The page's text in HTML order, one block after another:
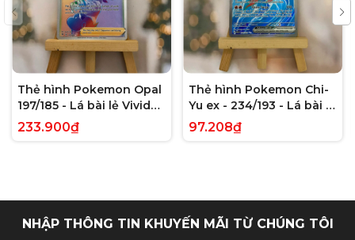
Thẻ hình Pokemon Opal
197/185 - Lá bài lẻ Vivid
Voltage Hyper Rare tiếng
Anh chính hãng
233.900₫
Thẻ hình Pokemon Chi-
Yu ex - 234/193 - Lá bài lẻ
Paldea Evolved Full Art
Secret Rare tiếng Anh
97.208₫
NHẬP THÔNG TIN KHUYẾN MÃI TỪ CHÚNG TÔI